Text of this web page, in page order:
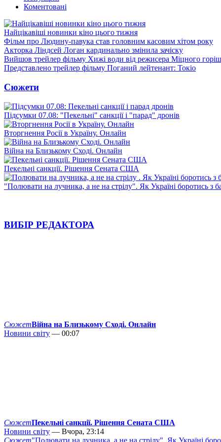
Коментовані
Найцікавіші новинки кіно цього тижня
Фільм про Людину-павука став головним касовим хітом року
Акторка Ліндсей Логан кардинально змінила зачіску
Вийшов трейлер фільму Хижі води від режисера Міцного
Представлено трейлер фільму Поганий лейтенант: Токіо
Сюжети
Підсумки 07.08: "Пекельні" санкції і "парад" дронів
Вторгнення Росії в Україну. Онлайн
Війна на Близькому Сході. Онлайн
Пекельні санкції. Рішення Сената США
"Полювати на лучника, а не на стрілу". Як Україні боротись з
ВИБІР РЕДАКТОРА
СюжетВійна на Близькому Сході. Онлайн
Новини світу — 00:07
СюжетПекельні санкції. Рішення Сената США
Новини світу — Вчора, 23:14